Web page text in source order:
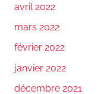
avril 2022
mars 2022
février 2022
janvier 2022
décembre 2021